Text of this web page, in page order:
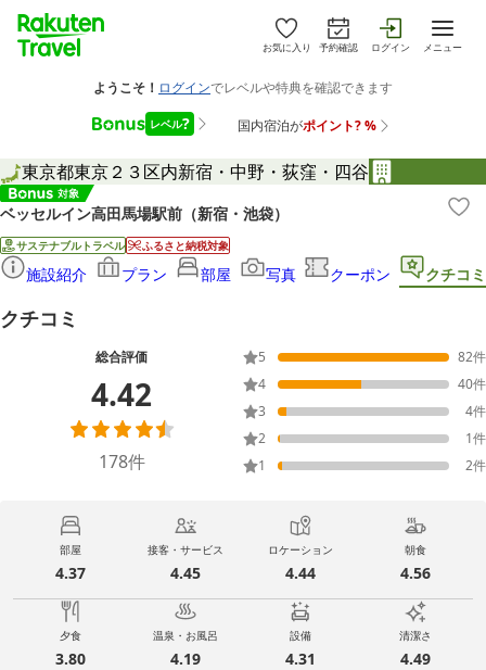
お気に入り 予約確認 ログイン メニュー
東京都東京２３区内新宿・中野・荻窪・四谷
ベッセルイン高田馬場駅前（新宿・池袋）
サステナブルトラベル ふるさと納税対象
施設紹介 プラン 部屋 写真 クーポン クチコミ
クチコミ
総合評価
4.42
178件
5 82件
4
40件
3
4件
2
1件
1
2件
部屋
4.37
接客・サービス
4.45
ロケーション
4.44
朝食
4.56
夕食
3.80
温泉・お風呂
4.19
設備
4.31
清潔さ
4.49